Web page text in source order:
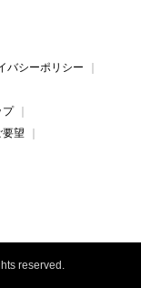
バシーポリシー
プ
要望
reserved.